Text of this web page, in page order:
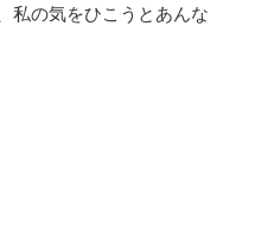
私の気をひこうとあんな